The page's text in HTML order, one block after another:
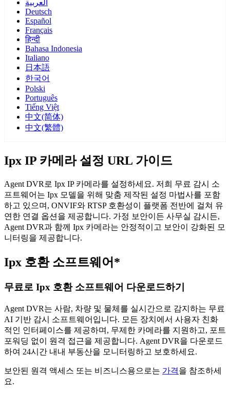
العربية
Deutsch
Español
Français
हिन्दी
Bahasa Indonesia
Italiano
日本語
한국어
Polski
Português
Tiếng Việt
中文(简体)
中文(繁體)
Ipx IP 카메라 설정 URL 가이드
Agent DVR로 Ipx IP 카메라를 설정하세요. 저희 무료 감시 소
프트웨어는 Ipx 모델을 위해 맞춤 제작된 설정 마법사를 포함
하고 있으며, ONVIF와 RTSP 호환성이 플랫폼 전반에 걸쳐 유
연한 연결 옵션을 제공합니다. 가정 보안이든 사무실 감시든,
Agent DVR과 함께 Ipx 카메라는 안정적이고 보안이 강화된 모
니터링을 제공합니다.
Ipx 호환 소프트웨어*
무료로 Ipx 호환 소프트웨어 다운로드하기
Agent DVR는 사람, 차량 및 물체를 실시간으로 감지하는 무료
AI 기반 감시 소프트웨어입니다. 모든 장치에서 사용자 친화
적인 인터페이스를 제공하며, 무제한 카메라를 지원하고, 포트
포워딩 없이 원격 접근을 제공합니다. Agent DVR을 다운로드
하여 24시간 내내 부동산을 모니터링하고 보호하세요.
보안된 원격 액세스 또는 비즈니스용으로는 가격을 참조하세
요.